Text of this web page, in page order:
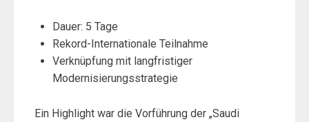
Dauer: 5 Tage
Rekord-Internationale Teilnahme
Verknüpfung mit langfristiger
Modernisierungsstrategie
Ein Highlight war die Vorführung der „Saudi